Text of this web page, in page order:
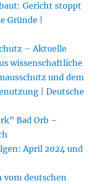
Gericht stoppt
Gründe |
– Aktuelle
wissenschaftliche
und dem
| Deutsche
Bad Orb –
April 2024 und
vom deutschen